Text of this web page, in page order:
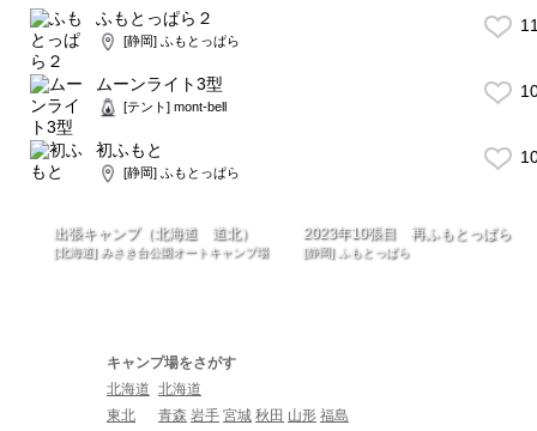
ふもとっぱら２
[静岡] ふもとっぱら
ムーンライト3型
[テント] mont-bell
初ふもと
[静岡] ふもとっぱら
出張キャンプ（北海道 道北）
[北海道] みさき台公園オートキャンプ場
2023年10張目 再ふもとっぱら
[静岡] ふもとっぱら
キャンプ場をさがす
北海道 北海道
東北
青森 岩手 宮城 秋田 山形 福島